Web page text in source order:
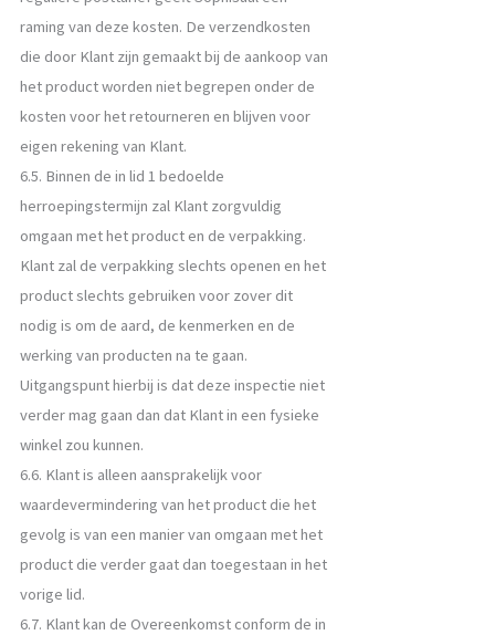
raming van deze kosten. De verzendkosten
die door Klant zijn gemaakt bij de aankoop van
het product worden niet begrepen onder de
kosten voor het retourneren en blijven voor
eigen rekening van Klant.
6.5. Binnen de in lid 1 bedoelde
herroepingstermijn zal Klant zorgvuldig
omgaan met het product en de verpakking.
Klant zal de verpakking slechts openen en het
product slechts gebruiken voor zover dit
nodig is om de aard, de kenmerken en de
werking van producten na te gaan.
Uitgangspunt hierbij is dat deze inspectie niet
verder mag gaan dan dat Klant in een fysieke
winkel zou kunnen.
6.6. Klant is alleen aansprakelijk voor
waardevermindering van het product die het
gevolg is van een manier van omgaan met het
product die verder gaat dan toegestaan in het
vorige lid.
6.7. Klant kan de Overeenkomst conform de in